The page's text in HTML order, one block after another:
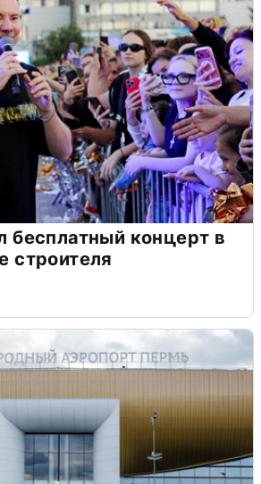
бесплатный концерт в
строителя